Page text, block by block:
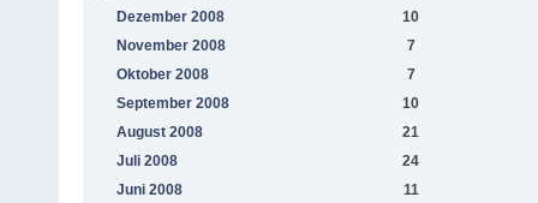
Dezember 2008
10
November 2008
7
Oktober 2008
7
September 2008
10
August 2008
21
Juli 2008
24
Juni 2008
11